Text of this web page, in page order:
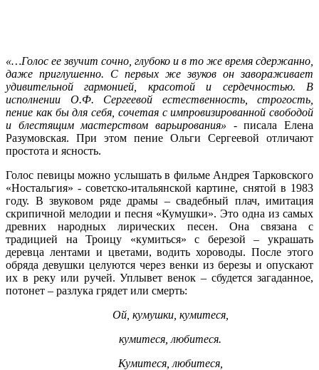
«…Голос ее звучит сочно, глубоко и в то же время сдержанно,
даже приглушенно. С первых же звуков он завораживает
удивительной гармонией, красотой и сердечностью. В
исполнении О.Ф. Сергеевой естественность, строгость,
пение как бы для себя, сочетая с импровизированной свободой
и блестящим мастерством варьирования» - писала Елена
Разумовская. При этом пение Ольги Сергеевой отличают
простота и ясность.
Голос певицы можно услышать в фильме Андрея Тарковского
«Ностальгия» - советско-итальянской картине, снятой в 1983
году. В звуковом ряде драмы – свадебный плач, имитация
скрипичной мелодии и песня «Кумушки». Это одна из самых
древних народных лирических песен. Она связана с
традицией на Троицу «кумиться» с березой – украшать
деревца лентами и цветами, водить хороводы. После этого
обряда девушки целуются через венки из березы и опускают
их в реку или ручей. Уплывет венок – сбудется загаданное,
потонет – разлука грядет или смерть:
Ой, кумушки, кумитеся,
кумитеся, любитеся.
Кумитеся, любитеся,